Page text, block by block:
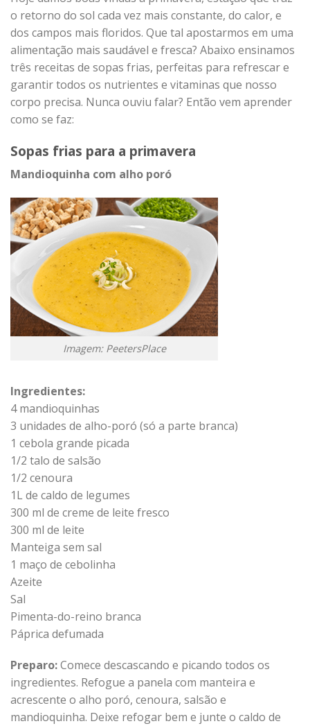
o retorno do sol cada vez mais constante, do calor, e
dos campos mais floridos. Que tal apostarmos em uma
alimentação mais saudável e fresca? Abaixo ensinamos
três receitas de sopas frias, perfeitas para refrescar e
garantir todos os nutrientes e vitaminas que nosso
corpo precisa. Nunca ouviu falar? Então vem aprender
como se faz:
Sopas frias para a primavera
Mandioquinha com alho poró
Imagem: PeetersPlace
Ingredientes:
4 mandioquinhas
3 unidades de alho-poró (só a parte branca)
1 cebola grande picada
1/2 talo de salsão
1/2 cenoura
1L de caldo de legumes
300 ml de creme de leite fresco
300 ml de leite
Manteiga sem sal
1 maço de cebolinha
Azeite
Sal
Pimenta-do-reino branca
Páprica defumada
Preparo:Comece descascando e picando todos os
ingredientes. Refogue a panela com manteira e
acrescente o alho poró, cenoura, salsão e
mandioquinha. Deixe refogar bem e junte o caldo de